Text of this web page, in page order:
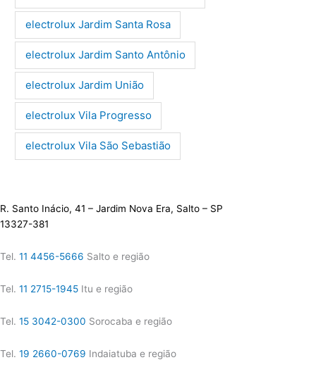
electrolux Jardim Santa Rosa
electrolux Jardim Santo Antônio
electrolux Jardim União
electrolux Vila Progresso
electrolux Vila São Sebastião
R. Santo Inácio, 41 – Jardim Nova Era, Salto – SP
13327-381
Tel. 11 4456-5666 Salto e região
Tel. 11 2715-1945 Itu e região
Tel. 15 3042-0300 Sorocaba e região
Tel. 19 2660-0769 Indaiatuba e região